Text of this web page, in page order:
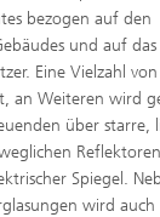
bezogen auf den
und auf das
Eine Vielzahl von
an Weiteren wird
über starre,
Spiegel.
wird auch